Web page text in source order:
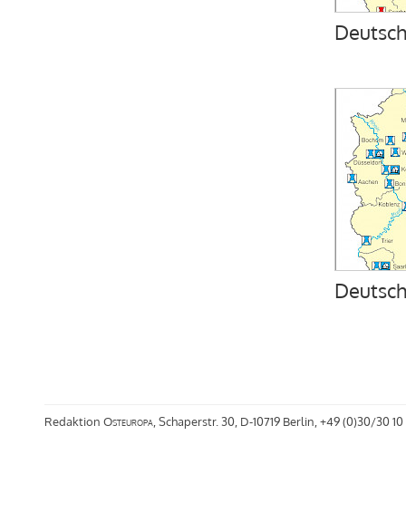
Redaktion Osteuropa , Schaperstr. 30, D-10719 Berlin, +49 (0)30/30